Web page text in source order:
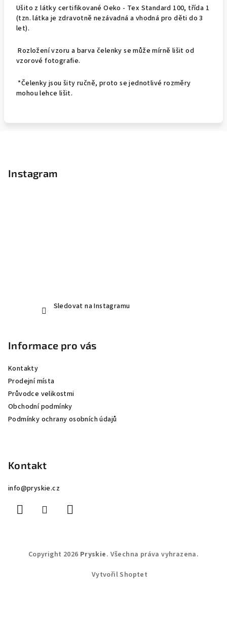
Ušito z látky certifikované Oeko - Tex Standard 100, třída 1
(tzn. látka je zdravotně nezávadná a vhodná pro děti do 3
let).
Rozložení vzoru a barva čelenky se může mírně lišit od
vzorové fotografie.
*Čelenky jsou šity ručně, proto se jednotlivé rozměry
mohou lehce lišit.
Instagram
Sledovat na Instagramu
Informace pro vás
Kontakty
Prodejní místa
Průvodce velikostmi
Obchodní podmínky
Podmínky ochrany osobních údajů
Kontakt
info@pryskie.cz
Copyright 2026 Pryskie. Všechna práva vyhrazena.
Vytvořil Shoptet